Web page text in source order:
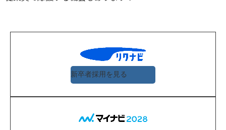
新卒者採用を見る